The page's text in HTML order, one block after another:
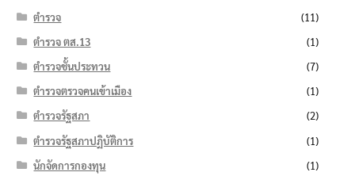
ตำรวจ
(11)
ตำรวจ ตส.13
(1)
ตำรวจชั้นประทวน
(7)
ตำรวจตรวจคนเข้าเมือง
(1)
ตำรวจรัฐสภา
(2)
ตำรวจรัฐสภาปฏิบัติการ
(1)
นักจัดการกองทุน
(1)